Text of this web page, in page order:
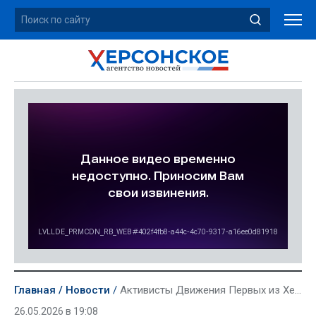
Главная Новости Активисты Движения Первых из Херсонской области посетили уроки налоговой грамотности
26.05.2026 в 19:08